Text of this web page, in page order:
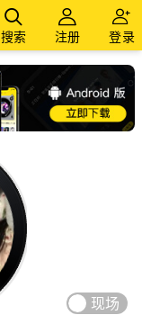
搜索 注册 登录
现场